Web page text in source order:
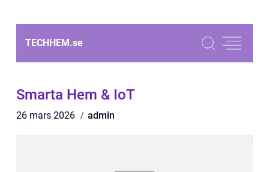
TECHHEM.se
Smarta Hem & IoT
26 mars 2026 admin